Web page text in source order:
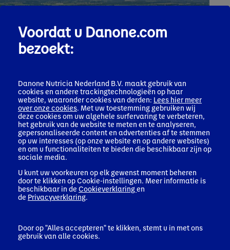
Lokale impact in Nederland
De certificering is een mooie erkenning van de
Nederlandse initiatieven die het concern al uitvoerde,
onder de vlag van de Danone Impact Journey. Uit het
lokale Danone Impact Rapport 2024 blijkt bijvoorbeeld
dat de CO2-uitstoot op de productlocatie in Haps, waar
gespecialiseerde babyvoeding wordt gemaakt voor
komt door onder andere een innovatief
energieterugwinningsproject -waardoor tot 7% minder
CO2 wordt uitgestoten- en een waterzuiveringssysteem
Voordat u Danone.com
bezoekt:
Danone Nutricia Nederland B.V. maakt gebruik van
cookies en andere trackingtechnologieën op haar
website, waaronder cookies van derden: Lees hier meer
over onze cookies. Met uw toestemming gebruiken wij
deze cookies om uw algehele surfervaring te verbeteren,
het gebruik van de website te meten en te analyseren,
gepersonaliseerde content en advertenties af te stemmen
op uw interesses (op onze website en op andere websites)
en om u functionaliteiten te bieden die beschikbaar zijn op
sociale media.
U kunt uw voorkeuren op elk gewenst moment beheren
door te klikken op Cookie-instellingen. Meer informatie is
beschikbaar in de Cookieverklaring en
de Privacyverklaring.
Door op "Alles accepteren" te klikken, stemt u in met ons
gebruik van alle cookies.